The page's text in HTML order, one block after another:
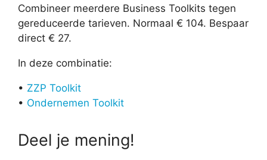
Combineer meerdere Business Toolkits tegen
gereduceerde tarieven. Normaal € 104. Bespaar
direct € 27.
In deze combinatie:
• ZZP Toolkit
• Ondernemen Toolkit
Deel je mening!